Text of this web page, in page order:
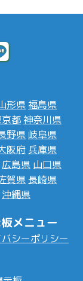
形県福島県
都神奈川県
野県 岐阜県
阪府 兵庫県
広島県 山口県
賀県 長崎県
沖縄県
メニュー
シーポリシー